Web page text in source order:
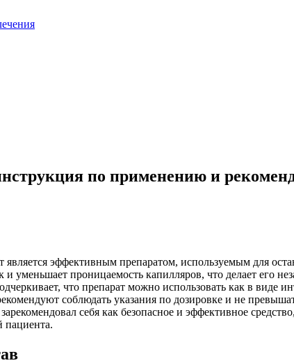
по применению и
является эффективным препаратом, используемым для
и уменьшает проницаемость капилляров, что делает его
что препарат можно использовать как в виде
соблюдать указания по дозировке и не
себя как безопасное и эффективное
пациента.